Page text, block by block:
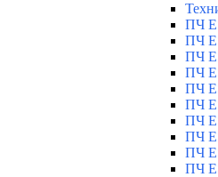
ПЧ
ПЧ
ПЧ
ПЧ
ПЧ
ПЧ
ПЧ
ПЧ
ПЧ
ПЧ